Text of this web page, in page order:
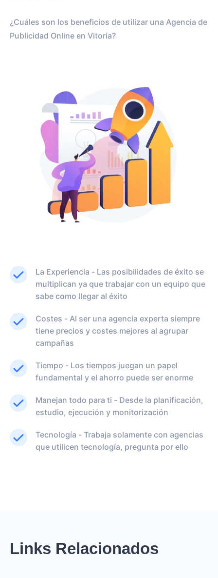
¿Cuáles son los beneficios de utilizar una Agencia de
Publicidad Online en Vitoria?
La Experiencia - Las posibilidades de éxito se
multiplican ya que trabajar con un equipo que
sabe como llegar al éxito
Costes - Al ser una agencia experta siempre
tiene precios y costes mejores al agrupar
campañas
Tiempo - Los tiempos juegan un papel
fundamental y el ahorro puede ser enorme
Manejan todo para ti - Desde la planificación,
estudio, ejecución y monitorización
Tecnología - Trabaja solamente con agencias
que utilicen tecnología, pregunta por ello
Links Relacionados